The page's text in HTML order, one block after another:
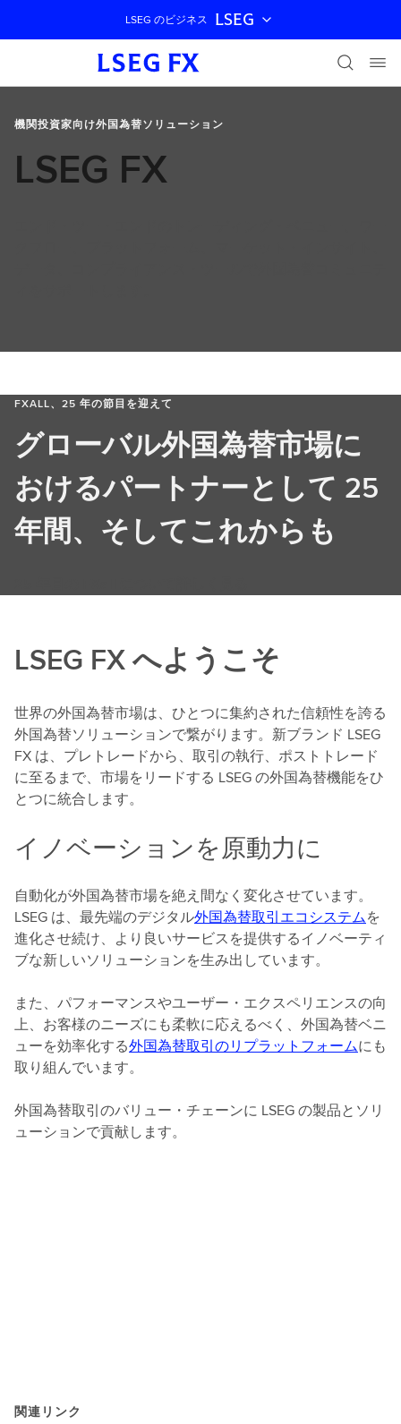
ナビゲーションをスキップ
LSEG のビジネス LSEG
機関投資家向け外国為替ソリューション
LSEG FX
FXALL、25 年の節目を迎えて
グローバル外国為替市場に
おけるパートナーとして 25
年間、そしてこれからも
LSEG FX へようこそ
世界の外国為替市場は、ひとつに集約された信頼性を誇る
外国為替ソリューションで繋がります。新ブランド LSEG
FX は、プレトレードから、取引の執行、ポストトレード
に至るまで、市場をリードする LSEG の外国為替機能をひ
とつに統合します。
イノベーションを原動力に
自動化が外国為替市場を絶え間なく変化させています。
LSEG は、最先端のデジタル外国為替取引エコシステムを
進化させ続け、より良いサービスを提供するイノベーティ
ブな新しいソリューションを生み出しています。
また、パフォーマンスやユーザー・エクスペリエンスの向
上、お客様のニーズにも柔軟に応えるべく、外国為替ベニ
ューを効率化する外国為替取引のリプラットフォームにも
取り組んでいます。
外国為替取引のバリュー・チェーンに LSEG の製品とソリ
ューションで貢献します。
関連リンク